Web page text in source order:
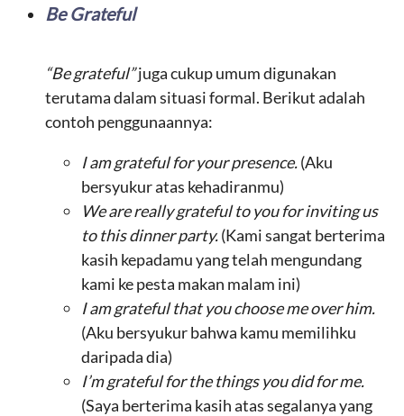
Be Grateful
“Be grateful”juga cukup umum digunakan
terutama dalam situasi formal. Berikut adalah
contoh penggunaannya:
I am grateful for your presence.(Aku
bersyukur atas kehadiranmu)
We are really grateful to you for inviting us
to this dinner party.(Kami sangat berterima
kasih kepadamu yang telah mengundang
kami ke pesta makan malam ini)
I am grateful that you choose me over him.
(Aku bersyukur bahwa kamu memilihku
daripada dia)
I’m grateful for the things you did for me.
(Saya berterima kasih atas segalanya yang